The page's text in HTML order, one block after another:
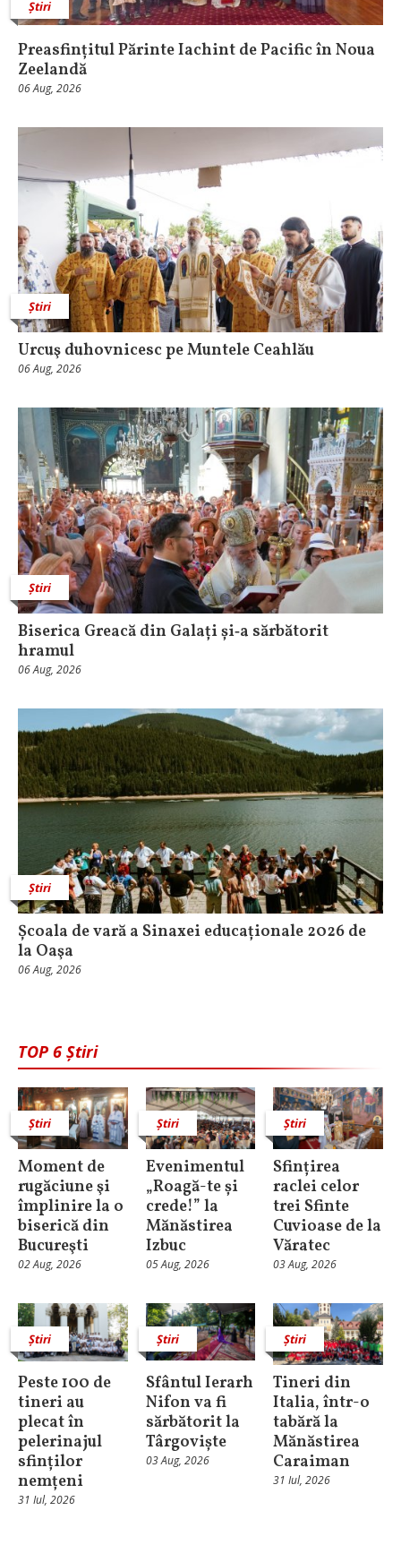
Știri
Preasfințitul Părinte Iachint de Pacific în Noua
Zeelandă
06 Aug, 2026
Știri
Urcuş duhovnicesc pe Muntele Ceahlău
06 Aug, 2026
Știri
Biserica Greacă din Galați și‑a sărbătorit
hramul
06 Aug, 2026
Știri
Școala de vară a Sinaxei educaționale 2026 de
la Oaşa
06 Aug, 2026
TOP 6 Știri
Știri
Moment de
rugăciune şi
împlinire la o
biserică din
Bucureşti
02 Aug, 2026
Știri
Evenimentul
„Roagă-te și
crede!” la
Mănăstirea
Izbuc
05 Aug, 2026
Știri
Sfințirea
raclei celor
trei Sfinte
Cuvioase de la
Văratec
03 Aug, 2026
Știri
Peste 100 de
tineri au
plecat în
pelerinajul
sfinților
nemțeni
31 Iul, 2026
Știri
Sfântul Ierarh
Nifon va fi
sărbătorit la
Târgoviște
03 Aug, 2026
Știri
Tineri din
Italia, într-o
tabără la
Mănăstirea
Caraiman
31 Iul, 2026